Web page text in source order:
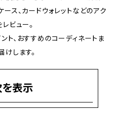
ス、カードウォレットなどのアク
ビュー。
ト、おすすめのコーディネートま
けします。
を表示